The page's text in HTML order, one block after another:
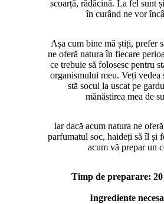
scoarță, rădăcină. La fel sunt
în curând ne vor
Așa cum bine mă știți, prefer
ne oferă natura în fiecare
ce trebuie să folosesc pentru
organismului meu. Veți vedea
stă socul la uscat pe
mănăstirea mea de
Iar dacă acum natura ne
parfumatul soc, haideți să îl și
acum vă prepar un
Timp de preparare:
Ingrediente